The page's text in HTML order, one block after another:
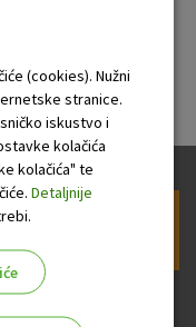
(cookies). Nužni
stranice.
iskustvo i
kolačića
kolačića" te
Detaljnije